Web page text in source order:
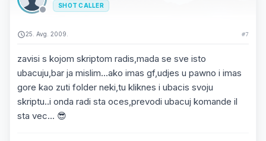
SHOT CALLER
25. Avg. 2009. #7
zavisi s kojom skriptom radis,mada se sve isto
ubacuju,bar ja mislim...ako imas gf,udjes u pawno i imas
gore kao zuti folder neki,tu kliknes i ubacis svoju
skriptu..i onda radi sta oces,prevodi ubacuj komande il
sta vec... 😎